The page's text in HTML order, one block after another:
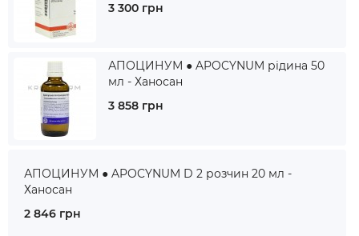
3 300 грн
АПОЦИНУМ ● APOCYNUM рідина 50
мл - Ханосан
3 858 грн
АПОЦИНУМ ● APOCYNUM D 2 розчин 20 мл -
Ханосан
2 846 грн